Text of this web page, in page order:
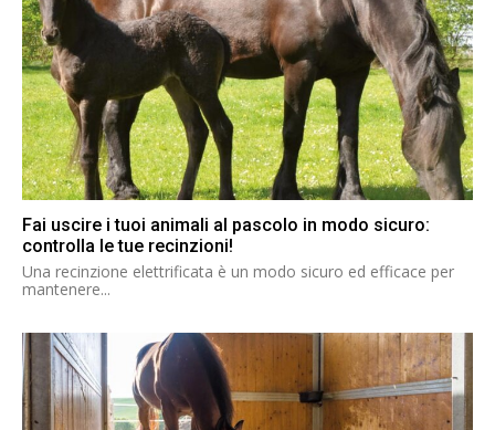
Fai uscire i tuoi animali al pascolo in modo sicuro:
controlla le tue recinzioni!
Una recinzione elettrificata è un modo sicuro ed efficace per
mantenere...